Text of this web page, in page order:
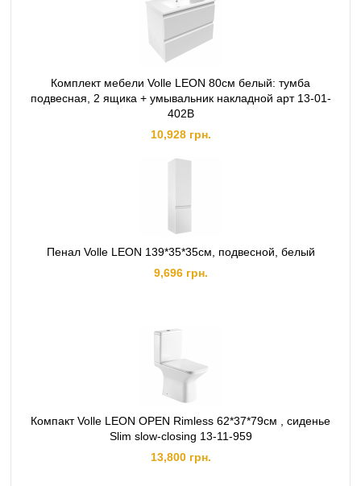
Комплект мебели Volle LEON 80см белый: тумба
подвесная, 2 ящика + умывальник накладной арт 13-01-
402В
10,928 грн.
Пенал Volle LEON 139*35*35см, подвесной, белый
9,696 грн.
Компакт Volle LEON OPEN Rimless 62*37*79см , сиденье
Slim slow-closing 13-11-959
13,800 грн.